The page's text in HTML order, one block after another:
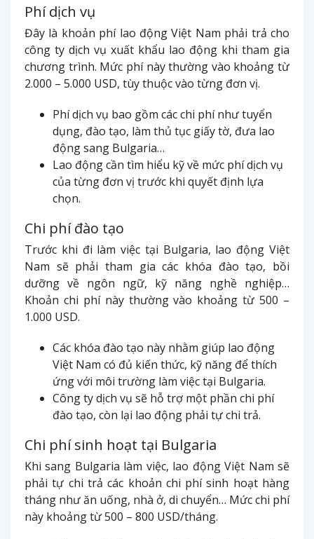
Phí dịch vụ
Đây là khoản phí lao động Việt Nam phải trả cho
công ty dịch vụ xuất khẩu lao động khi tham gia
chương trình. Mức phí này thường vào khoảng từ
2.000 – 5.000 USD, tùy thuộc vào từng đơn vị.
Phí dịch vụ bao gồm các chi phí như tuyển
dụng, đào tạo, làm thủ tục giấy tờ, đưa lao
động sang Bulgaria…
Lao động cần tìm hiểu kỹ về mức phí dịch vụ
của từng đơn vị trước khi quyết định lựa
chọn.
Chi phí đào tạo
Trước khi đi làm việc tại Bulgaria, lao động Việt
Nam sẽ phải tham gia các khóa đào tạo, bồi
dưỡng về ngôn ngữ, kỹ năng nghề nghiệp…
Khoản chi phí này thường vào khoảng từ 500 –
1.000 USD.
Các khóa đào tạo này nhằm giúp lao động
Việt Nam có đủ kiến thức, kỹ năng để thích
ứng với môi trường làm việc tại Bulgaria.
Công ty dịch vụ sẽ hỗ trợ một phần chi phí
đào tạo, còn lại lao động phải tự chi trả.
Chi phí sinh hoạt tại Bulgaria
Khi sang Bulgaria làm việc, lao động Việt Nam sẽ
phải tự chi trả các khoản chi phí sinh hoạt hàng
tháng như ăn uống, nhà ở, di chuyển… Mức chi phí
này khoảng từ 500 – 800 USD/tháng.